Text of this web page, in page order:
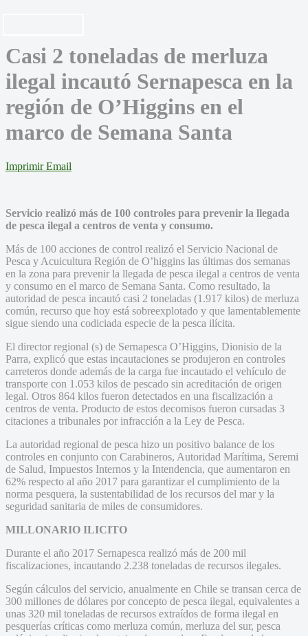
Casi 2 toneladas de merluza
ilegal incautó Sernapesca en la
región de O’Higgins en el
marco de Semana Santa
Imprimir Email
Servicio realizó más de 100 controles para prevenir la llegada
de pesca ilegal a centros de venta y consumo.
Más de 100 acciones de control realizó el Servicio Nacional de
Pesca y Acuicultura Región de O’higgins las últimas dos semanas
en la zona para prevenir la llegada de pesca ilegal a centros de venta
y consumo en el marco de Semana Santa. Como resultado, la
autoridad de pesca incautó casi 2 toneladas (1.917 kilos) de merluza
común, recurso que hoy está sobreexplotado y que lamentablemente
sigue siendo una codiciada especie de la pesca ilícita.
El director regional (s) de Sernapesca O’Higgins, Dionisio de la
Parra, explicó que estas incautaciones se produjeron en controles
carreteros donde además de la carga fue incautado el vehículo de
transporte con 1.053 kilos de pescado sin acreditación de origen
legal. Otros 864 kilos fueron detectados en una fiscalización a
centros de venta. Producto de estos decomisos fueron cursadas 3
citaciones a tribunales por infracción a la Ley de Pesca.
La autoridad regional de pesca hizo un positivo balance de los
controles en conjunto con Carabineros, Autoridad Marítima, Seremi
de Salud, Impuestos Internos y la Intendencia, que aumentaron en
62% respecto al año 2017 para garantizar el cumplimiento de la
norma pesquera, la sustentabilidad de los recursos del mar y la
seguridad sanitaria de miles de consumidores.
MILLONARIO ILICITO
Durante el año 2017 Sernapesca realizó más de 200 mil
fiscalizaciones, incautando 2.238 toneladas de recursos ilegales.
Según cálculos del servicio, anualmente en Chile se transan cerca de
300 millones de dólares por concepto de pesca ilegal, equivalentes a
unas 320 mil toneladas de recursos extraídos de forma ilegal en
pesquerías críticas como merluza común, merluza del sur, pesca